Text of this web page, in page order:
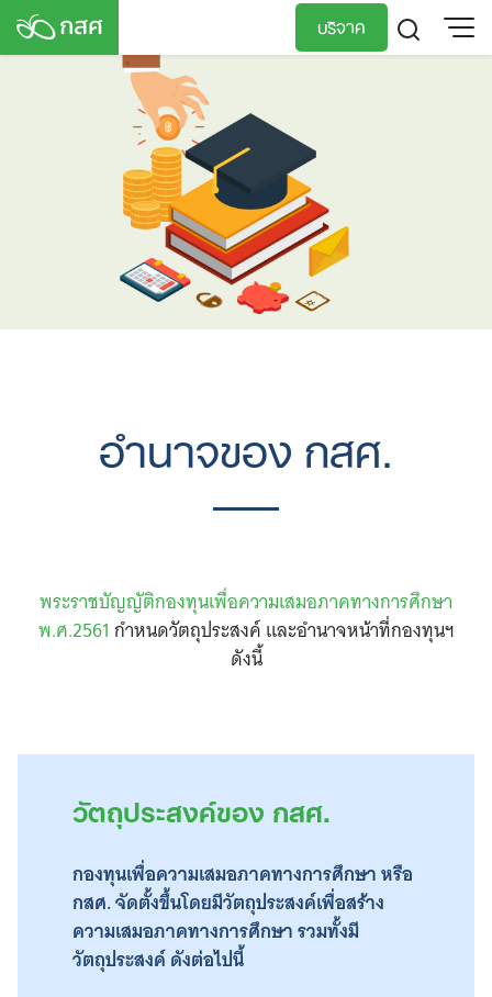
Skip
บริจาค
อำนาจของ กสศ.
พระราชบัญญัติกองทุนเพื่อความเสมอภาคทางการศึกษา
พ.ศ.​2561 กำหนดวัตถุประสงค์ และอำนาจหน้าที่กองทุนฯ
ดังนี้
วัตถุประสงค์ของ กสศ.
กองทุนเพื่อความเสมอภาคทางการศึกษา หรือ
กสศ. จัดตั้งขึ้นโดยมีวัตถุประสงค์เพื่อสร้าง
ความเสมอภาคทางการศึกษา รวมทั้งมี
วัตถุประสงค์ ดังต่อไปนี้